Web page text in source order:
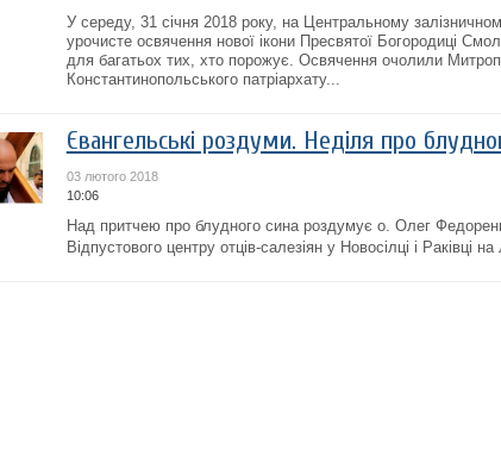
У середу, 31 січня 2018 року, на Центральному
урочисте освячення нової ікони Пресвятої Богородиці
для багатьох тих, хто порожує. Освячення очолили
Константинопольського патріархату...
Євангельські роздуми. Неділя про
03 лютого 2018
10:06
Над притчею про блудного сина роздумує о. Олег
Відпустового центру отців-салезіян у Новосілці і Раківці